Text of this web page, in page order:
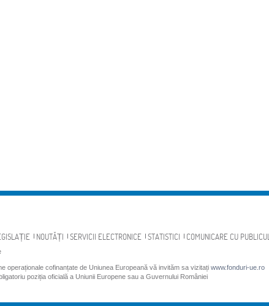
NOUTĂȚI SERVICII ELECTRONICE STATISTICI COMUNICARE CU PUBLICUL
operaționale cofinanțate de Uniunea Europeană vă invităm sa vizitați www.fonduri-ue.ro
poziția oficială a Uniunii Europene sau a Guvernului României